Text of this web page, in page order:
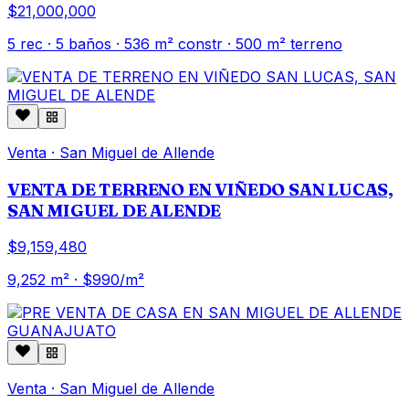
$21,000,000
5 rec · 5 baños · 536 m² constr · 500 m² terreno
Venta · San Miguel de Allende
VENTA DE TERRENO EN VIÑEDO SAN LUCAS,
SAN MIGUEL DE ALENDE
$9,159,480
9,252 m² · $990/m²
Venta · San Miguel de Allende